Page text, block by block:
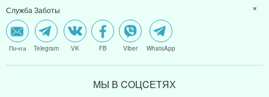
Служба Заботы
Почта Telegram VK FB Viber WhatsApp
МЫ В CОЦCЕТЯХ